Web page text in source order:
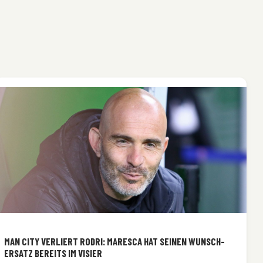
MAN CITY VERLIERT RODRI: MARESCA HAT SEINEN WUNSCH-
ERSATZ BEREITS IM VISIER